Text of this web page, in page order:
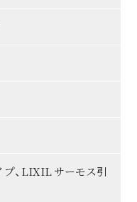
プ、LIXIL サーモス引